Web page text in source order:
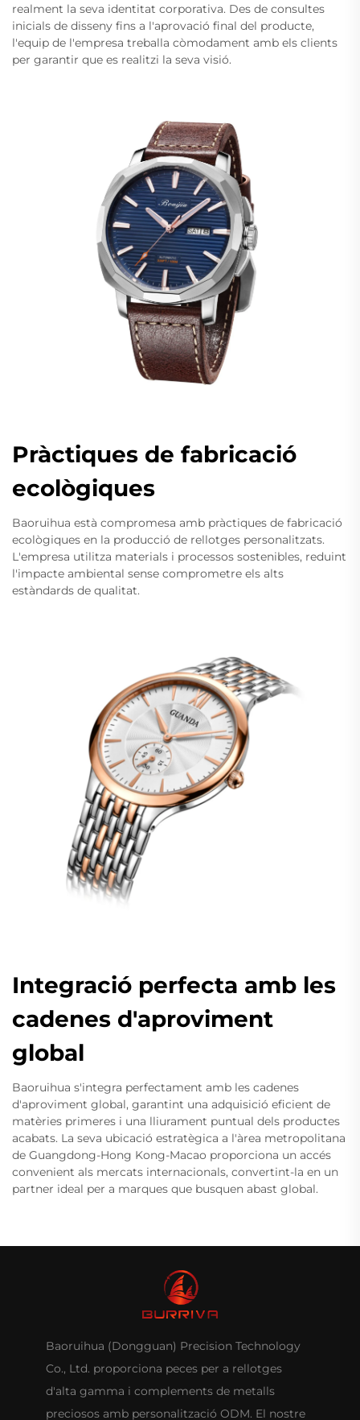
realment la seva identitat corporativa. Des de consultes
inicials de disseny fins a l'aprovació final del producte,
l'equip de l'empresa treballa còmodament amb els clients
per garantir que es realitzi la seva visió.
Pràctiques de fabricació
ecològiques
Baoruihua està compromesa amb pràctiques de fabricació
ecològiques en la producció de rellotges personalitzats.
L'empresa utilitza materials i processos sostenibles, reduint
l'impacte ambiental sense comprometre els alts
estàndards de qualitat.
Integració perfecta amb les
cadenes d'aproviment
global
Baoruihua s'integra perfectament amb les cadenes
d'aproviment global, garantint una adquisició eficient de
matèries primeres i una lliurament puntual dels productes
acabats. La seva ubicació estratègica a l'àrea metropolitana
de Guangdong-Hong Kong-Macao proporciona un accés
convenient als mercats internacionals, convertint-la en un
partner ideal per a marques que busquen abast global.
Baoruihua (Dongguan) Precision Technology
Co., Ltd. proporciona peces per a rellotges
d'alta gamma i complements de metalls
preciosos amb personalització ODM. El nostre